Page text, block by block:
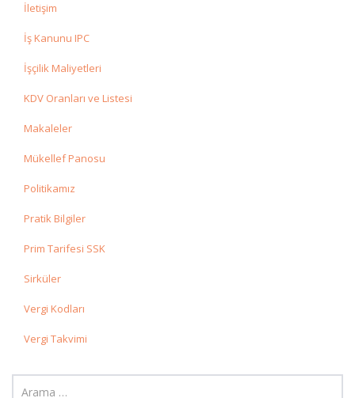
İletişim
İş Kanunu IPC
İşçilik Maliyetleri
KDV Oranları ve Listesi
Makaleler
Mükellef Panosu
Politikamız
Pratik Bilgiler
Prim Tarifesi SSK
Sirküler
Vergi Kodları
Vergi Takvimi